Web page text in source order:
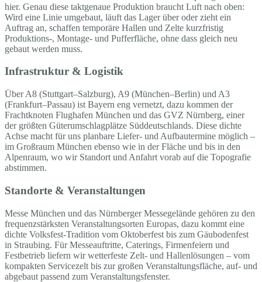
hier. Genau diese taktgenaue Produktion braucht Luft nach oben:
Wird eine Linie umgebaut, läuft das Lager über oder zieht ein
Auftrag an, schaffen temporäre Hallen und Zelte kurzfristig
Produktions-, Montage- und Pufferfläche, ohne dass gleich neu
gebaut werden muss.
Infrastruktur & Logistik
Über A8 (Stuttgart–Salzburg), A9 (München–Berlin) und A3
(Frankfurt–Passau) ist Bayern eng vernetzt, dazu kommen der
Frachtknoten Flughafen München und das GVZ Nürnberg, einer
der größten Güterumschlagplätze Süddeutschlands. Diese dichte
Achse macht für uns planbare Liefer- und Aufbautermine möglich –
im Großraum München ebenso wie in der Fläche und bis in den
Alpenraum, wo wir Standort und Anfahrt vorab auf die Topografie
abstimmen.
Standorte & Veranstaltungen
Messe München und das Nürnberger Messegelände gehören zu den
frequenzstärksten Veranstaltungsorten Europas, dazu kommt eine
dichte Volksfest-Tradition vom Oktoberfest bis zum Gäubodenfest
in Straubing. Für Messeauftritte, Caterings, Firmenfeiern und
Festbetrieb liefern wir wetterfeste Zelt- und Hallenlösungen – vom
kompakten Servicezelt bis zur großen Veranstaltungsfläche, auf- und
abgebaut passend zum Veranstaltungsfenster.